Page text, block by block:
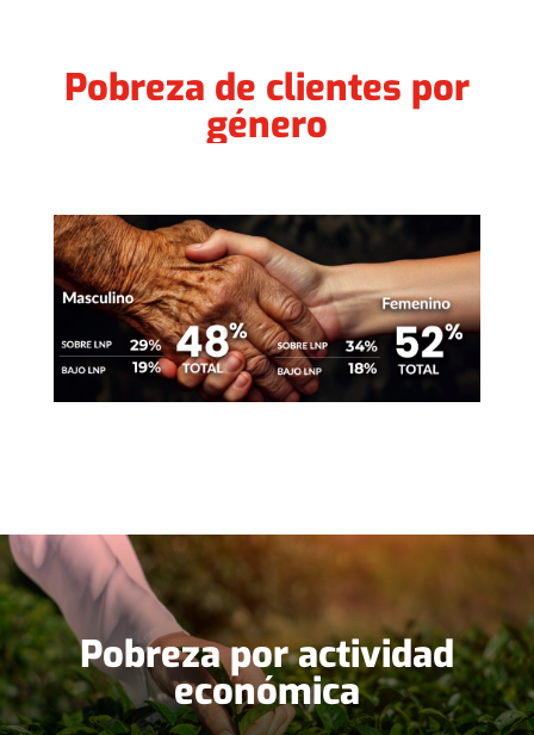
Pobreza de clientes por
género
Pobreza por actividad
económica